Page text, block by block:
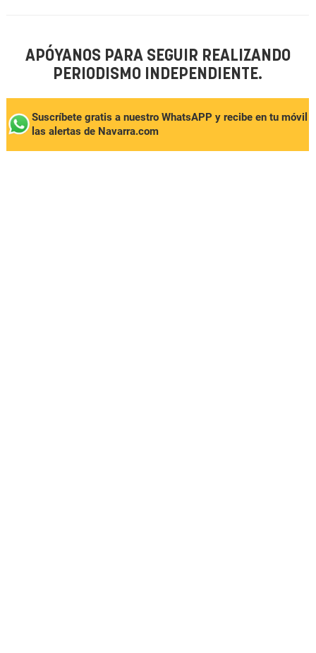
APÓYANOS PARA SEGUIR REALIZANDO
PERIODISMO INDEPENDIENTE.
Suscríbete gratis a nuestro WhatsAPP y recibe en tu móvil
las alertas de Navarra.com